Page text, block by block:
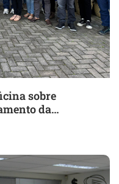
sobre
da